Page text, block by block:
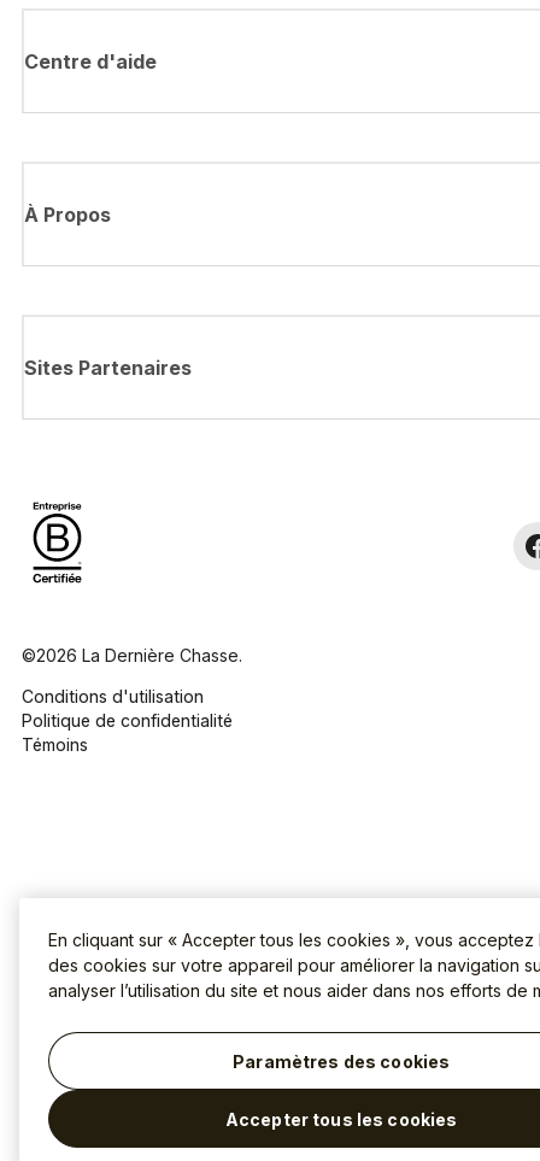
Centre d'aide
À Propos
Sites Partenaires
©2026 La Dernière Chasse.
Conditions d'utilisation
Politique de confidentialité
Témoins
En cliquant sur « Accepter tous les cookies », vous
des cookies sur votre appareil pour améliorer la navigation
analyser l’utilisation du site et nous aider dans nos efforts de
Paramètres des cookies
Accepter tous les cookies